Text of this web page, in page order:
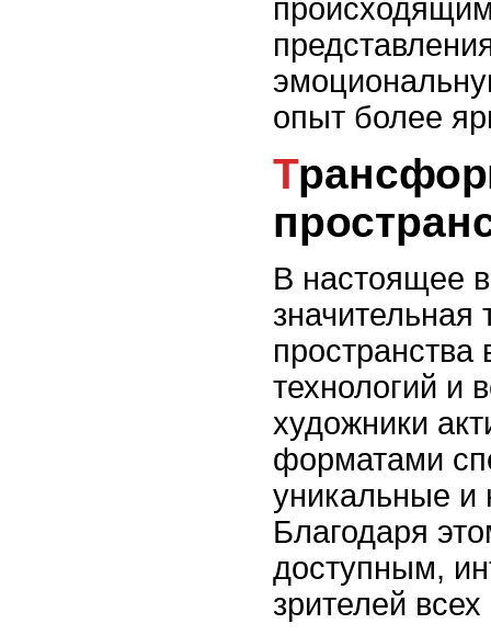
опыт более
Трансформация театрального
В настоящее
значительная
технологий и
художники
форматами
уникальные и
Благодаря
доступным,
зрителей